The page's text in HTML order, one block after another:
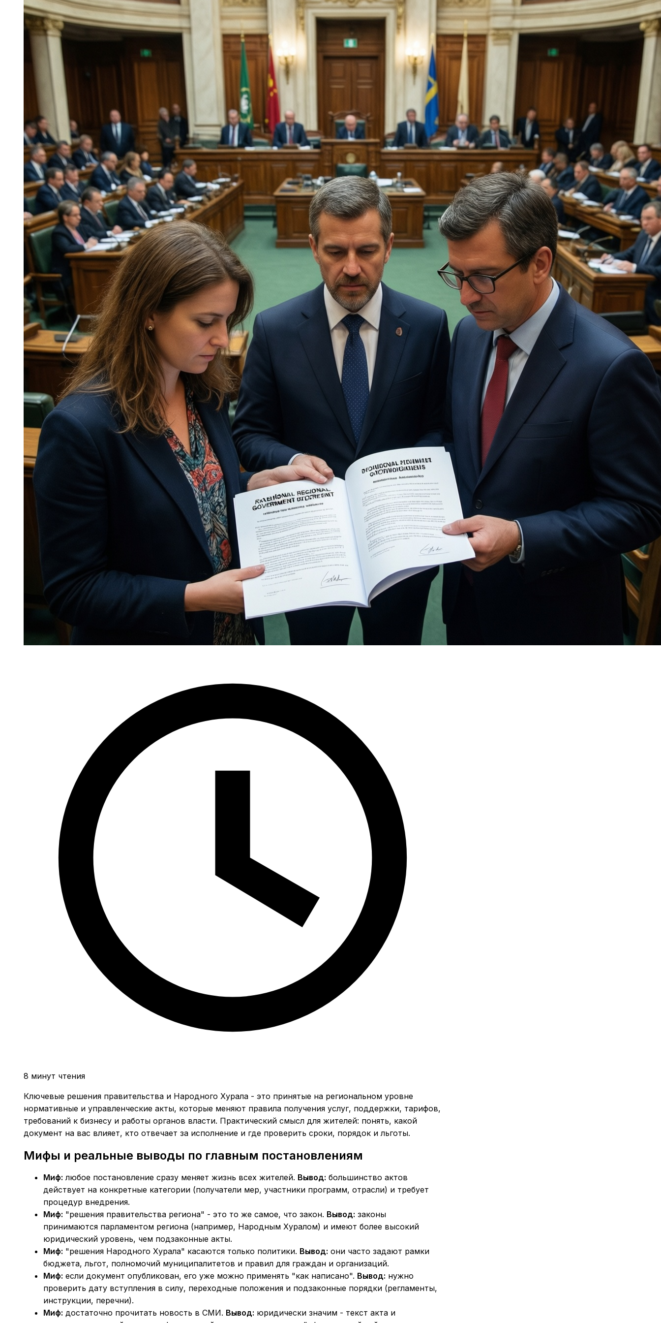
8 минут чтения
Ключевые решения правительства и Народного Хурала - это принятые на региональном уровне
нормативные и управленческие акты, которые меняют правила получения услуг, поддержки, тарифов,
требований к бизнесу и работы органов власти. Практический смысл для жителей: понять, какой
документ на вас влияет, кто отвечает за исполнение и где проверить сроки, порядок и льготы.
Мифы и реальные выводы по главным постановлениям
Миф: любое постановление сразу меняет жизнь всех жителей. Вывод: большинство актов
действует на конкретные категории (получатели мер, участники программ, отрасли) и требует
процедур внедрения.
Миф: "решения правительства региона" - это то же самое, что закон. Вывод: законы
принимаются парламентом региона (например, Народным Хуралом) и имеют более высокий
юридический уровень, чем подзаконные акты.
Миф: "решения Народного Хурала" касаются только политики. Вывод: они часто задают рамки
бюджета, льгот, полномочий муниципалитетов и правил для граждан и организаций.
Миф: если документ опубликован, его уже можно применять "как написано". Вывод: нужно
проверить дату вступления в силу, переходные положения и подзаконные порядки (регламенты,
инструкции, перечни).
Миф: достаточно прочитать новость в СМИ. Вывод: юридически значим - текст акта и